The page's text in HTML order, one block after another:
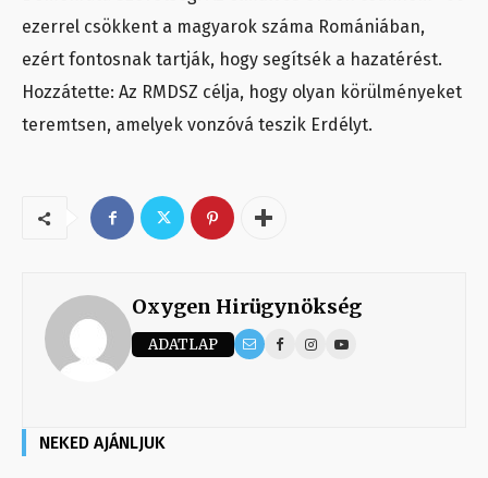
ezerrel csökkent a magyarok száma Romániában,
ezért fontosnak tartják, hogy segítsék a hazatérést.
Hozzátette: Az RMDSZ célja, hogy olyan körülményeket
teremtsen, amelyek vonzóvá teszik Erdélyt.
Oxygen Hirügynökség
ADATLAP
NEKED AJÁNLJUK